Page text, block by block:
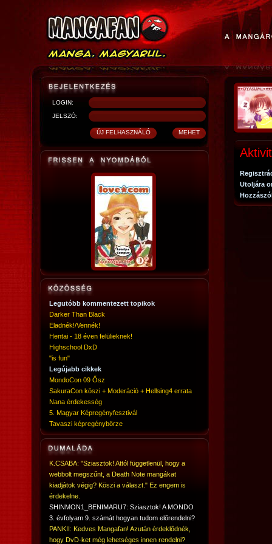
LOGIN:
JELSZÓ:
Legutóbb kommentezett topikok
Darker Than Black
Eladnék!/Vennék!
Hentai - 18 éven felülieknek!
Highschool DxD
"is fun"
Legújabb cikkek
MondoCon 09 Ősz
SakuraCon köszi + Moderáció + Hellsing4 errata
Nana érdekesség
5. Magyar Képregényfesztivál
Tavaszi képregénybörze
K.CSABA: "Sziasztok! Attól függetlenül, hogy a
webbolt megszűnt, a Death Note mangákat
kiadjátok végig? Köszi a választ." Ez engem is
érdekelne.
SHINMON1_BENIMARU7: Sziasztok! A MONDO
3. évfolyam 9. számát hogyan tudom előrendelni?
PANKII: Kedves Mangafan! Azután érdeklődnék,
hogy DvD-ket még lehetséges innen rendelni?
Utoljára